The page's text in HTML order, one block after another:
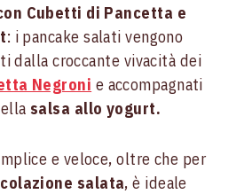
Cubetti di Pancetta e
: i pancake salati vengono
dalla croccante vivacità dei
Negroni e accompagnati
salsa allo yogurt.
e veloce, oltre che per
colazione salata, è ideale